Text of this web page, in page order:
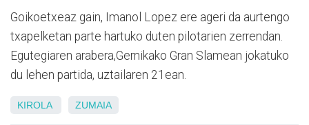
Goikoetxeaz gain, Imanol Lopez ere ageri da aurtengo
txapelketan parte hartuko duten pilotarien zerrendan.
Egutegiaren arabera,Gernikako Gran Slamean jokatuko
du lehen partida, uztailaren 21ean.
KIROLA ZUMAIA